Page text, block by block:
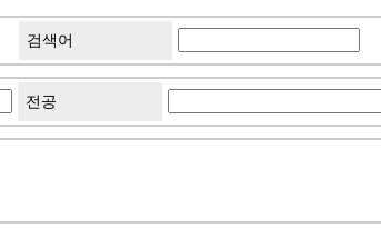
검색어
전공